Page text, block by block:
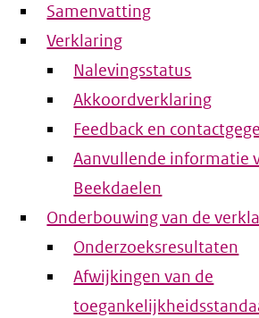
Samenvatting
Verklaring
Nalevingsstatus
Akkoordverklaring
Feedback en
Aanvullende informatie
Beekdaelen
Onderbouwing van de
Onderzoeksresultaten
Afwijkingen van de